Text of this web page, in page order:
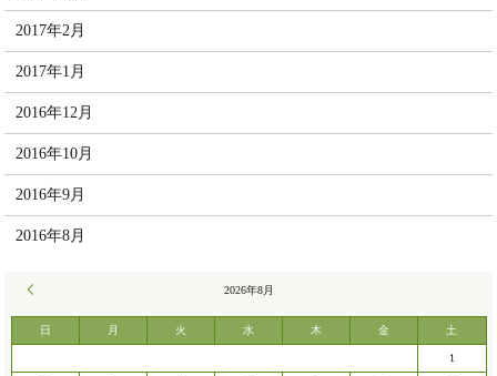
2017年2月
2017年1月
2016年12月
2016年10月
2016年9月
2016年8月
2026年8月
日 月 火 水 木 金 土
1